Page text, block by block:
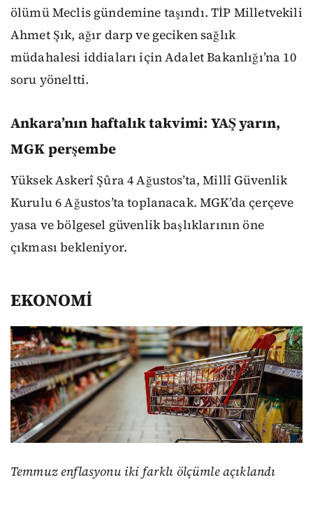
ölümü Meclis gündemine taşındı. TİP Milletvekili
Ahmet Şık, ağır darp ve geciken sağlık
müdahalesi iddiaları için Adalet Bakanlığı’na 10
soru yöneltti.
Ankara’nın haftalık takvimi: YAŞ yarın,
MGK perşembe
Yüksek Askerî Şûra 4 Ağustos’ta, Millî Güvenlik
Kurulu 6 Ağustos’ta toplanacak. MGK’da çerçeve
yasa ve bölgesel güvenlik başlıklarının öne
çıkması bekleniyor.
EKONOMİ
Temmuz enflasyonu iki farklı ölçümle açıklandı